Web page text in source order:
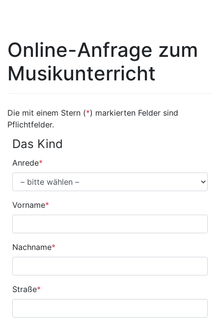
Online-Anfrage zum
Musikunterricht
Die mit einem Stern (*) markierten Felder sind
Pflichtfelder.
Das Kind
Anrede*
Vorname*
Nachname*
Straße*